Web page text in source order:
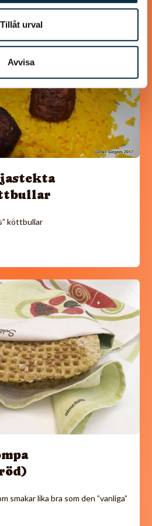
Tillåt urval
Avvisa
köttbullar
lika bra som den ”vanliga”